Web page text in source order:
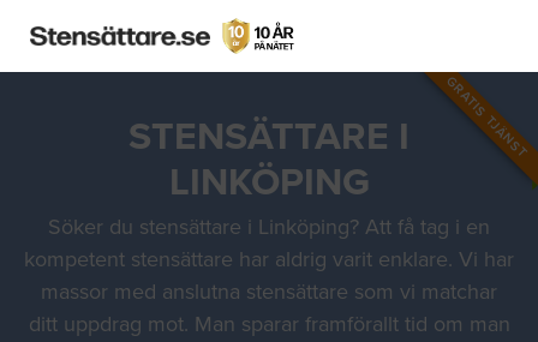
GRATIS TJÄNST
STENSÄTTARE I
LINKÖPING
Söker du stensättare i Linköping? Att få tag i en
kompetent stensättare har aldrig varit enklare. Vi har
massor med anslutna stensättare som vi matchar
ditt uppdrag mot. Man sparar framförallt tid om man